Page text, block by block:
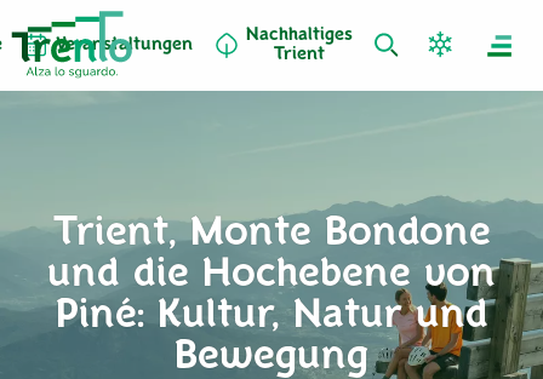
Veranstaltungen
Nachhaltiges
Trient
Trient, Monte Bondone
und die Hochebene von
Piné: Kultur, Natur und
Bewegung